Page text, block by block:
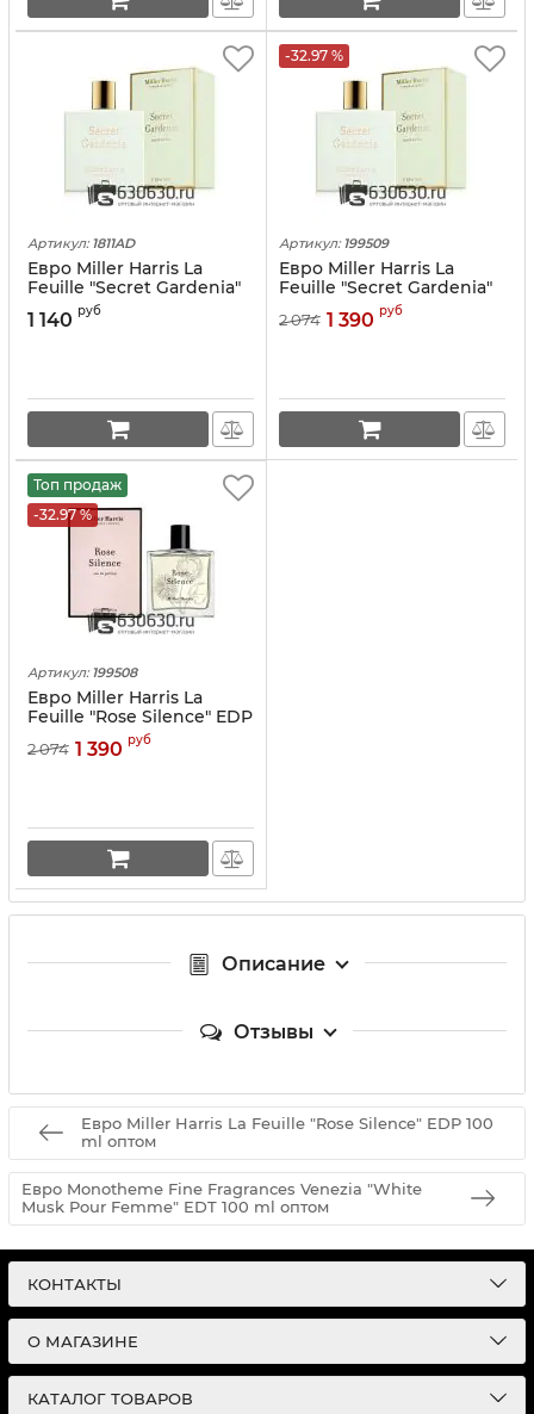
Артикул: 1811AD
Евро Miller Harris La
Feuille "Secret Gardenia"
EDP 100 ml оптом
1 140 руб
-32.97 %
Артикул: 199509
Евро Miller Harris La
Feuille "Secret Gardenia"
2 074 1 390 руб
Топ продаж
-32.97 %
Артикул: 199508
Евро Miller Harris La
Feuille "Rose Silence" EDP
2 074 1 390 руб
Описание
Отзывы
Евро Miller Harris La Feuille "Rose Silence" EDP 100
ml оптом
Евро Monotheme Fine Fragrances Venezia "White
Musk Pour Femme" EDT 100 ml оптом
КОНТАКТЫ
О МАГАЗИНЕ
КАТАЛОГ ТОВАРОВ